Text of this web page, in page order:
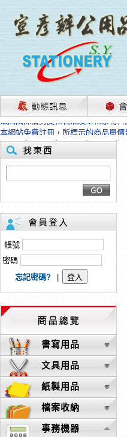
茲因國際情勢變化石油及塑化原物
本網站免費註冊，所標示的商品單
HP、EPSON、CANON原廠耗材價
本網站免費註冊，所標示的商品單
匯款客戶請注意！因商品繁複來不
本網站免費註冊，所標示的商品單
茲因國際情勢變化石油及塑化原物
本網站免費註冊，所標示的商品單
HP、EPSON、CANON原廠耗材價
本網站免費註冊，所標示的商品單
匯款客戶請注意！因商品繁複來不
本網站免費註冊，所標示的商品單
帳號
密碼
忘記密碼?
書寫用品
文具用品
紙製用品
檔案收納
事務機器